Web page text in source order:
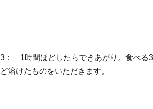
3： 1時間ほどしたらできあがり。食べる
ど溶けたものをいただきます。